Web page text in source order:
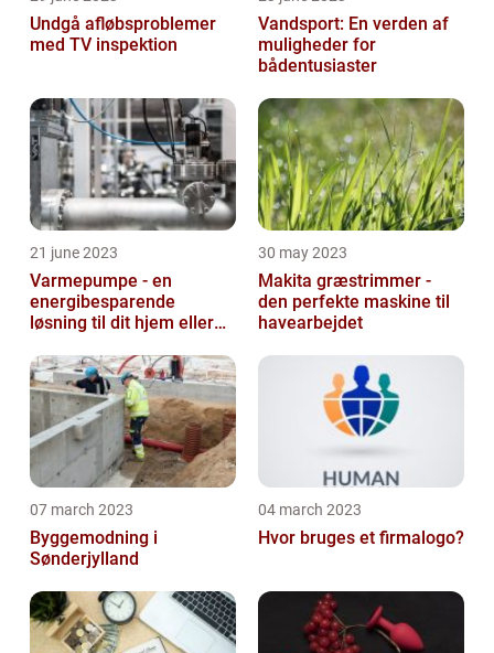
Undgå afløbsproblemer
med TV inspektion
Vandsport: En verden af
muligheder for
bådentusiaster
21 june 2023
Varmepumpe - en
energibesparende
løsning til dit hjem eller
30 may 2023
Makita græstrimmer -
den perfekte maskine til
havearbejdet
07 march 2023
Byggemodning i
Sønderjylland
04 march 2023
Hvor bruges et firmalogo?